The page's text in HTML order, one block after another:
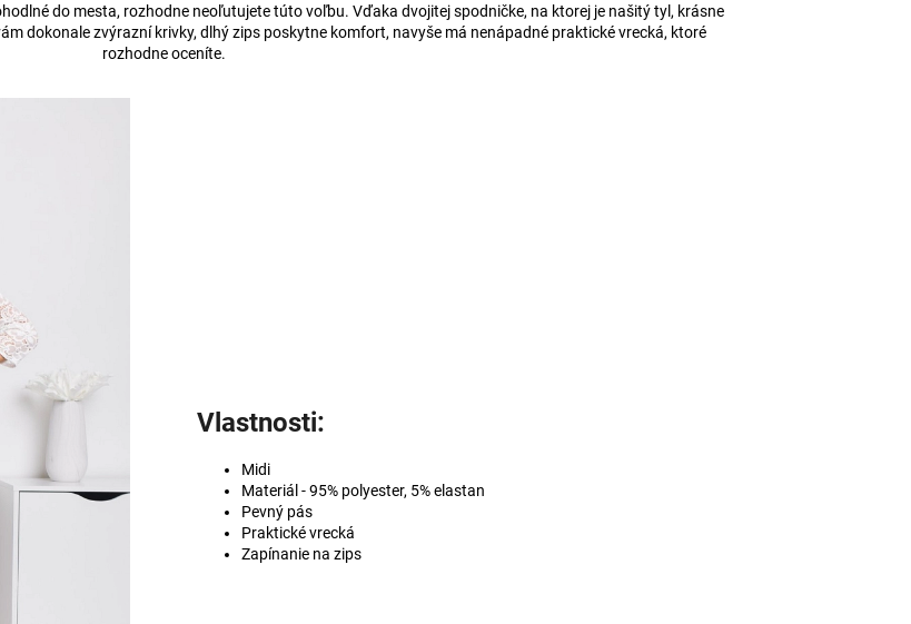
do mesta, rozhodne neoľutujete túto voľbu. Vďaka dvojitej spodničke, na ktorej je našitý tyl, krásne
dokonale zvýrazní krivky, dlhý zips poskytne komfort, navyše má nenápadné praktické vrecká, ktoré
rozhodne oceníte.
Vlastnosti:
Midi
Materiál - 95% polyester, 5% elastan
Pevný pás
Praktické vrecká
Zapínanie na zips